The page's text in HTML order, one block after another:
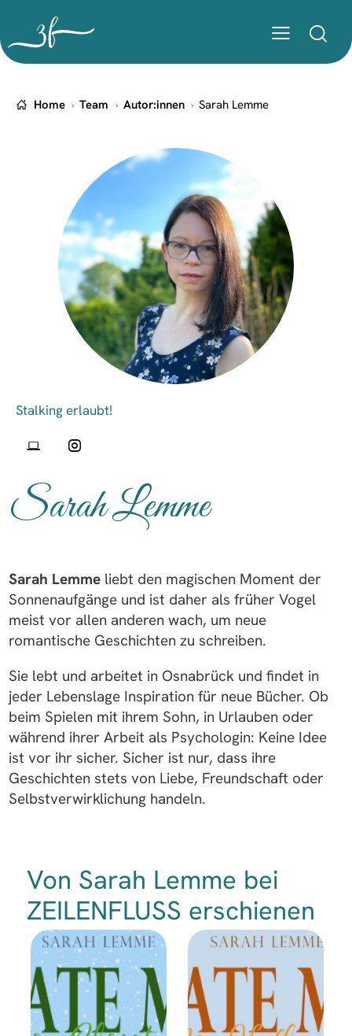
Home Team Autor:innen Sarah Lemme
Sarah Lemme
Sarah Lemme liebt den magischen Moment der
Sonnenaufgänge und ist daher als früher Vogel
meist vor allen anderen wach, um neue
romantische Geschichten zu schreiben.
Sie lebt und arbeitet in Osnabrück und findet in
jeder Lebenslage Inspiration für neue Bücher. Ob
beim Spielen mit ihrem Sohn, in Urlauben oder
während ihrer Arbeit als Psychologin: Keine Idee
ist vor ihr sicher. Sicher ist nur, dass ihre
Geschichten stets von Liebe, Freundschaft oder
Selbstverwirklichung handeln.
Von Sarah Lemme bei
ZEILENFLUSS erschienen